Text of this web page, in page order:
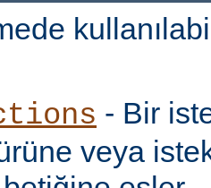
- Bir
veya